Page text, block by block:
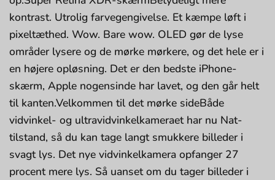
kontrast. Utrolig farvegengivelse. Et kæmpe løft i
pixeltæthed. Wow. Bare wow. OLED gør de lyse
områder lysere og de mørke mørkere, og det hele er i
en højere opløsning. Det er den bedste iPhone-
skærm, Apple nogensinde har lavet, og den går helt
til kanten.Velkommen til det mørke sideBåde
vidvinkel- og ultravidvinkel­kameraet har nu Nat-
tilstand, så du kan tage langt smukkere billeder i
svagt lys. Det nye vidvinkelkamera opfanger 27
procent mere lys. Så uanset om du tager billeder i